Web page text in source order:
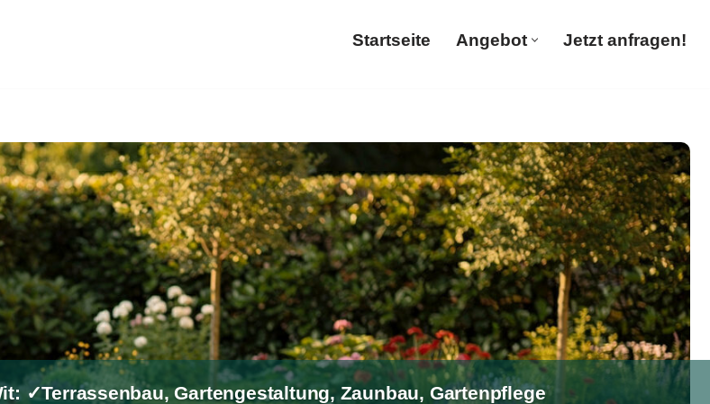
Startseite Angebot Jetzt anfragen!
✓Terrassenbau, Gartengestaltung, Zaunbau, Gartenpflege